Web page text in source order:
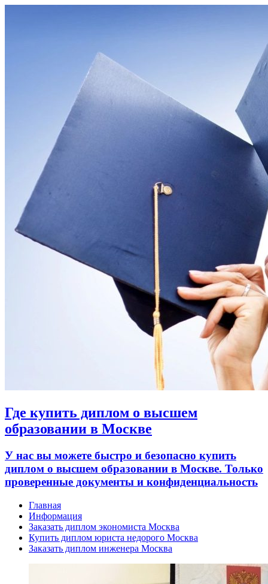
Где купить диплом о высшем
образовании в Москве
У нас вы можете быстро и безопасно купить
диплом о высшем образовании в Москве. Только
проверенные документы и конфиденциальность
Главная
Информация
Заказать диплом экономиста Москва
Купить диплом юриста недорого Москва
Заказать диплом инженера Москва